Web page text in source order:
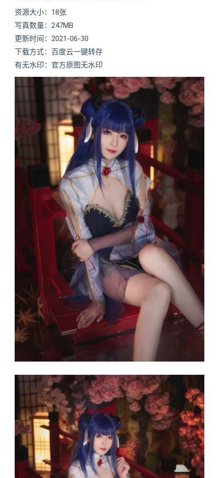
资源大小：18张
写真数量：247MB
更新时间：2021-06-30
下载方式：百度云一键转存
有无水印：官方原图无水印